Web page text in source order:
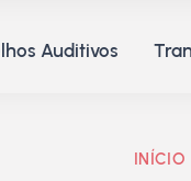
Auditivos
INÍCIO